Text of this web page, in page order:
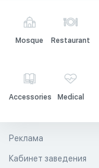
Mosque Restaurant
Accessories Medical
Реклама
Кабинет заведения